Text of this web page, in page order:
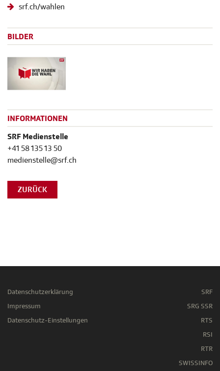
srf.ch/wahlen
BILDER
INFORMATIONEN
SRF Medienstelle
+41 58 135 13 50
medienstelle@srf.ch
ZURÜCK
Datenschutzerklärung
Impressum
Datenschutz-Einstellungen
SRF
SRG SSR
RTS
RSI
RTR
SWISSINFO